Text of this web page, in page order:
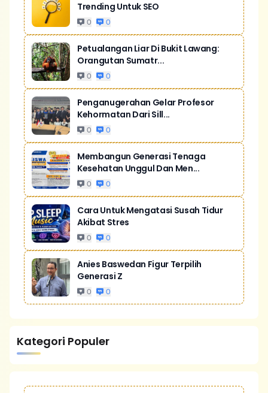
Trending Untuk SEO
0 0
Petualangan Liar Di Bukit Lawang:
Orangutan Sumatr...
0 0
Penganugerahan Gelar Profesor
Kehormatan Dari Sill...
0 0
Membangun Generasi Tenaga
Kesehatan Unggul Dan Men...
0 0
Cara Untuk Mengatasi Susah Tidur
Akibat Stres
0 0
Anies Baswedan Figur Terpilih
Generasi Z
0 0
Kategori Populer